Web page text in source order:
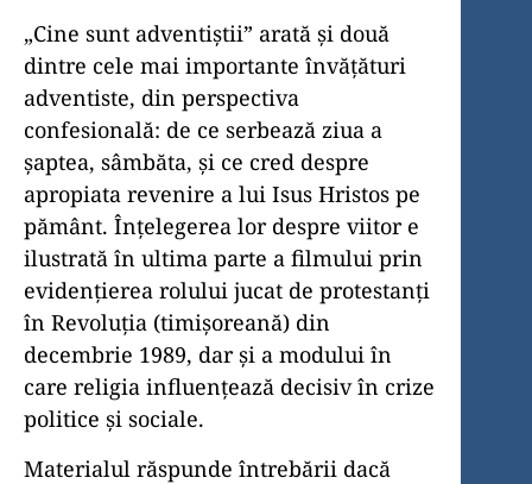
„Cine sunt adventiștii” arată și două
dintre cele mai importante învățături
adventiste, din perspectiva
confesională: de ce serbează ziua a
șaptea, sâmbăta, și ce cred despre
apropiata revenire a lui Isus Hristos pe
pământ. Înțelegerea lor despre viitor e
ilustrată în ultima parte a filmului prin
evidențierea rolului jucat de protestanți
în Revoluția (timișoreană) din
decembrie 1989, dar și a modului în
care religia influențează decisiv în crize
politice și sociale.
Materialul răspunde întrebării dacă